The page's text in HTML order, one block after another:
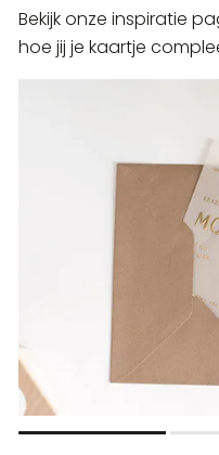
Bekijk onze inspiratie
hoe jij je kaartje